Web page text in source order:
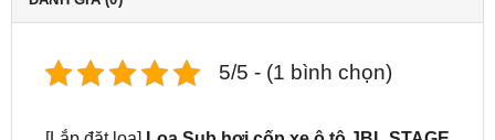
[Lắp đặt loa]Loa Sub hơi cốp xe ô tô JBL STAGE
sang trọng. Nâng cao trải nghiệm lái xe với âm